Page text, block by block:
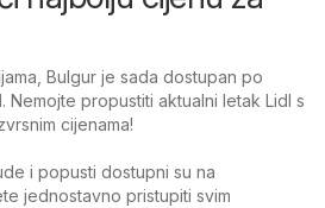
Bulgur je sada dostupan po
Nemojte propustiti aktualni letak Lidl s
cijenama!
i popusti dostupni su na
jednostavno pristupiti svim